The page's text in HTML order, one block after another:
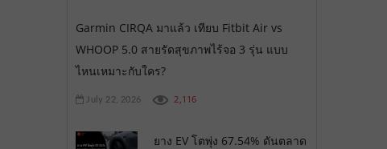
Garmin CIRQA มาแล้ว เทียบ Fitbit Air vs
WHOOP 5.0 สายรัดสุขภาพไร้จอ 3 รุ่น แบบ
ไหนเหมาะกับใคร?
July 22, 2026 2,116
ยาง EV โตพุ่ง 67.54% ดันตลาด